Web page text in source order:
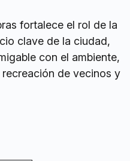
fortalece el rol de la
clave de la ciudad,
con el ambiente,
de vecinos y